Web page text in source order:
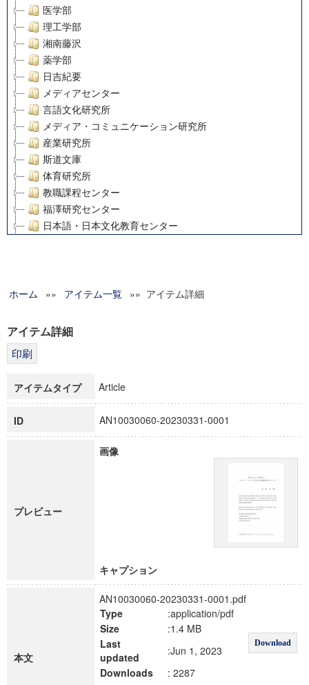
医学部
理工学部
湘南藤沢
薬学部
日吉紀要
メディアセンター
言語文化研究所
メディア・コミュニケーション研究所
産業研究所
斯道文庫
体育研究所
教職課程センター
福澤研究センター
日本語・日本文化教育センター
グローバルリサーチインスティテュート
科学研究費補助金研究成果報告書
博士課程教育リーディングプログラム「超成熟社会発展のサ
ホーム »» アイテム一覧 »» アイテム詳細
アイテム詳細
アイテムタイプ Article
ID AN10030060-20230331-0001
プレビュー
画像
キャプション
本文
AN10030060-20230331-0001.pdf
Type
:application/pdf
Download
Size
:1.4 MB
Last
updated
:Jun 1, 2023
Downloads
: 2287